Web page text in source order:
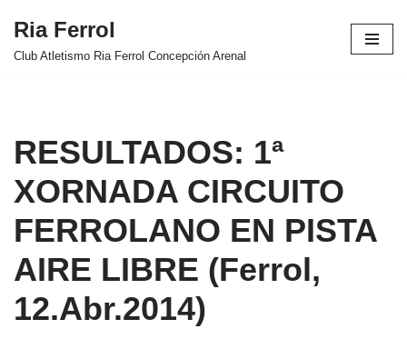
Saltar
Ria Ferrol
Club Atletismo Ria Ferrol Concepción Arenal
RESULTADOS: 1ª
XORNADA CIRCUITO
FERROLANO EN PISTA
AIRE LIBRE (Ferrol,
12.Abr.2014)